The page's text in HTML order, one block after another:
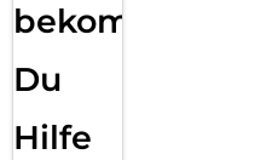
bekommst
Du
Hilfe